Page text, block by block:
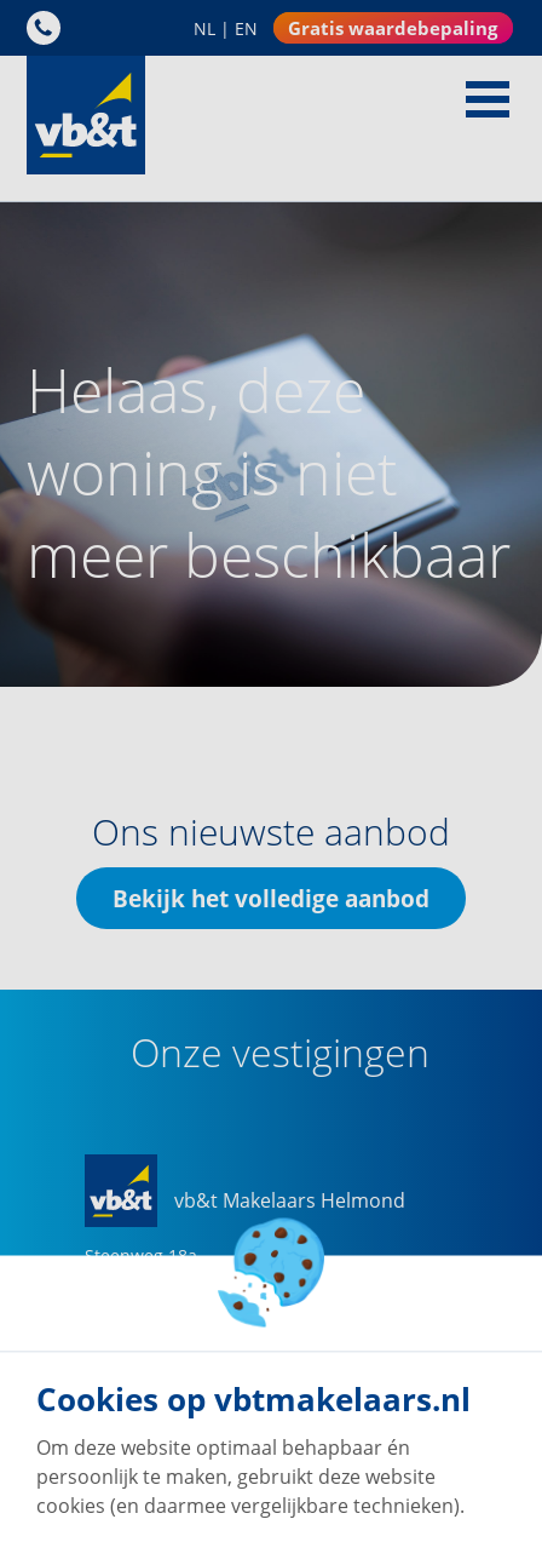
NL | EN Gratis waardebepaling
Helaas, deze
woning is niet
meer beschikbaar
Ons nieuwste aanbod
Bekijk het volledige aanbod
Onze vestigingen
vb&t Makelaars Helmond
Steenweg 18a
helmond@vbtmakelaars.nl
Naar vestiging
Cookies op vbtmakelaars.nl
Om deze website optimaal behapbaar én
persoonlijk te maken, gebruikt deze website
cookies (en daarmee vergelijkbare technieken).